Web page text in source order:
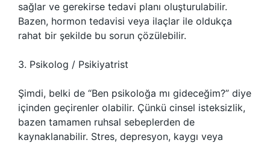
sağlar ve gerekirse tedavi planı oluşturulabilir.
Bazen, hormon tedavisi veya ilaçlar ile oldukça
rahat bir şekilde bu sorun çözülebilir.
3. Psikolog / Psikiyatrist
Şimdi, belki de “Ben psikoloğa mı gideceğim?” diye
içinden geçirenler olabilir. Çünkü cinsel isteksizlik,
bazen tamamen ruhsal sebeplerden de
kaynaklanabilir. Stres, depresyon, kaygı veya